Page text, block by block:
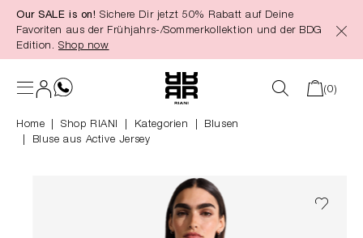
springen
Our SALE is on! Sichere Dir jetzt 50% Rabatt auf Deine
Favoriten aus der Frühjahrs-/Sommerkollektion und der BDG
Edition. Shop now
(0)
Home Shop RIANI Kategorien
Blusen
Bluse aus Active Jersey